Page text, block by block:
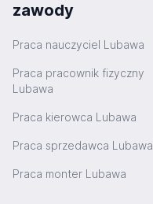
zawody
Praca nauczyciel Lubawa
Praca pracownik fizyczny
Lubawa
Praca kierowca Lubawa
Praca sprzedawca Lubawa
Praca monter Lubawa